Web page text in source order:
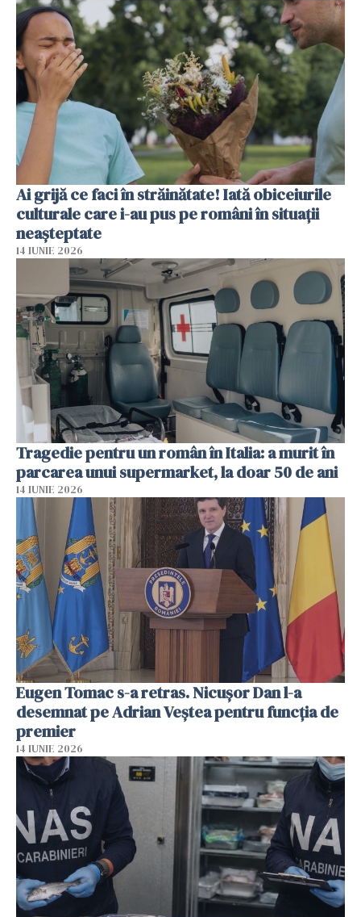
Ai grijă ce faci în străinătate! Iată obiceiurile
culturale care i-au pus pe români în situații
neașteptate
14 IUNIE 2026
Tragedie pentru un român în Italia: a murit în
parcarea unui supermarket, la doar 50 de ani
14 IUNIE 2026
Eugen Tomac s-a retras. Nicușor Dan l-a
desemnat pe Adrian Veștea pentru funcția de
premier
14 IUNIE 2026